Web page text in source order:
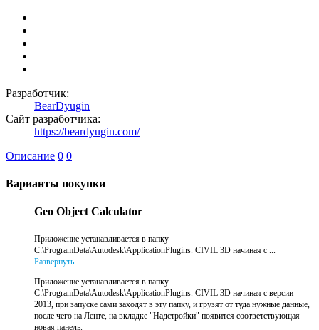
Разработчик:
BearDyugin
Сайт разработчика:
https://beardyugin.com/
Описание 0 0
Варианты покупки
Geo Object Calculator
Приложение устанавливается в папку
C:\ProgramData\Autodesk\ApplicationPlugins. CIVIL 3D начиная с ...
Развернуть
Приложение устанавливается в папку
C:\ProgramData\Autodesk\ApplicationPlugins. CIVIL 3D начиная с версии
2013, при запуске сами заходят в эту папку, и грузят от туда нужные данные,
после чего на Ленте, на вкладке "Надстройки" появится соответствующая
новая панель.